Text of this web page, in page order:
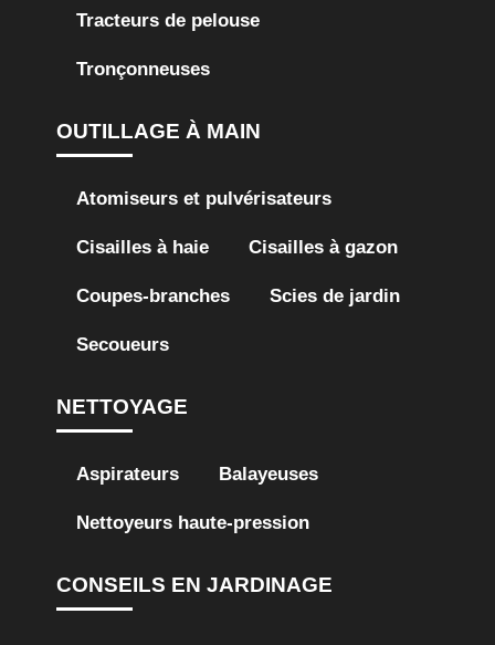
Tracteurs de pelouse
Tronçonneuses
OUTILLAGE À MAIN
Atomiseurs et pulvérisateurs
Cisailles à haie Cisailles à gazon
Coupes-branches Scies de jardin
Secoueurs
NETTOYAGE
Aspirateurs Balayeuses
Nettoyeurs haute-pression
CONSEILS EN JARDINAGE